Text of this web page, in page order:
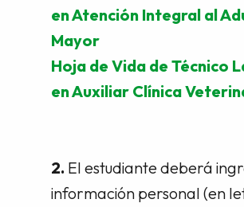
en Atención Integral al
Mayor
Hoja de Vida de Técnico
en Auxiliar Clínica
2. El estudiante deberá
información personal (en